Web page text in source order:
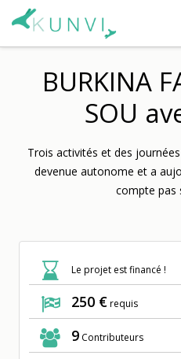
BURKINA
SOU
Trois activités et des
devenue autonome et a
compte pas
Le projet est financé !
250 €requis
9 Contributeurs